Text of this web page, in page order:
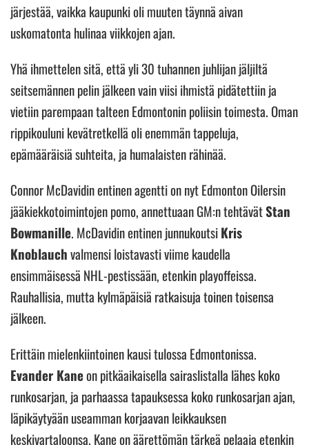
järjestää, vaikka kaupunki oli muuten täynnä aivan
uskomatonta hulinaa viikkojen ajan.
Yhä ihmettelen sitä, että yli 30 tuhannen juhlijan jäljiltä
seitsemännen pelin jälkeen vain viisi ihmistä pidätettiin ja
vietiin parempaan talteen Edmontonin poliisin toimesta. Oman
rippikouluni kevätretkellä oli enemmän tappeluja,
epämääräisiä suhteita, ja humalaisten rähinää.
Connor McDavidin entinen agentti on nyt Edmonton Oilersin
jääkiekkotoimintojen pomo, annettuaan GM:n tehtävätStan
Bowmanille. McDavidin entinen junnukoutsiKris
Knoblauchvalmensi loistavasti viime kaudella
ensimmäisessä NHL-pestissään, etenkin playoffeissa.
Rauhallisia, mutta kylmäpäisiä ratkaisuja toinen toisensa
jälkeen.
Erittäin mielenkiintoinen kausi tulossa Edmontonissa.
Evander Kaneon pitkäaikaisella sairaslistalla lähes koko
runkosarjan, ja parhaassa tapauksessa koko runkosarjan ajan,
läpikäytyään useamman korjaavan leikkauksen
keskivartaloonsa. Kane on äärettömän tärkeä pelaaja etenkin